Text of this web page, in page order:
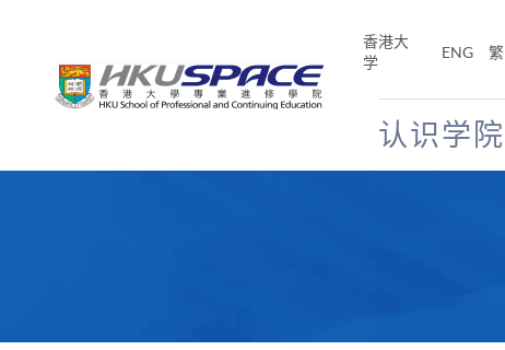
香港大
学
ENG 繁
认识学院